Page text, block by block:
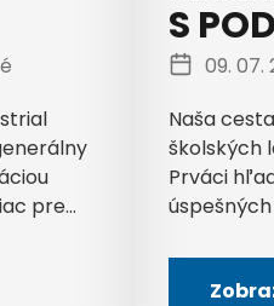
pre...
S
09. 07.
Naša
školských
Prváci